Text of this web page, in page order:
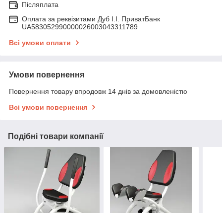
Післяплата
Оплата за реквізитами Дуб І.І. ПриватБанк
UA583052990000026003043311789
Всі умови оплати
Умови повернення
Повернення товару впродовж 14 днів за домовленістю
Всі умови повернення
Подібні товари компанії